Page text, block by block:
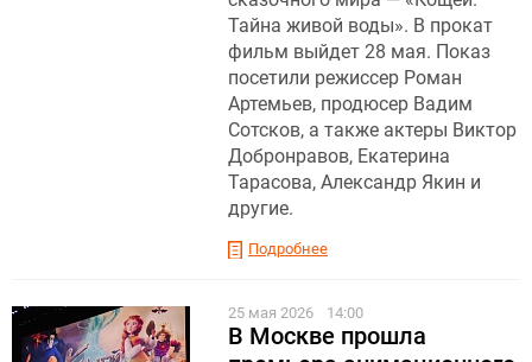
Тайна живой воды». В прокат
фильм выйдет 28 мая. Показ
посетили режиссер Роман
Артемьев, продюсер Вадим
Сотсков, а также актеры Виктор
Добронравов, Екатерина
Тарасова, Александр Якин и
другие.
Подробнее
25 мая 2026 14:00
В Москве прошла